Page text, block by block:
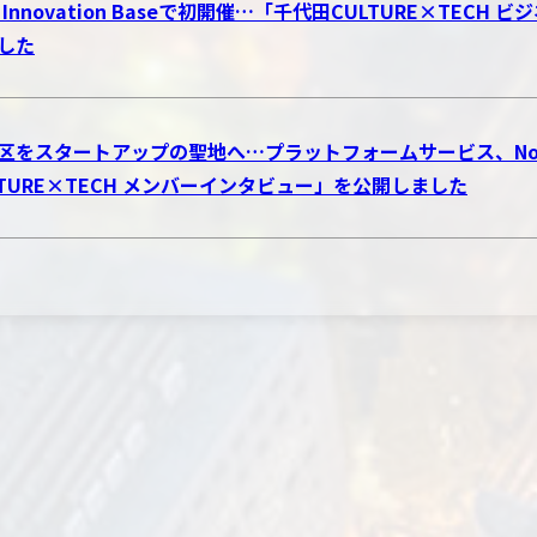
Baseで初開催…「千代田CULTURE×TECH ビジ
た
をスタートアップの聖地へ…プラットフォームサービス、
メンバーインタビュー」を公開しました